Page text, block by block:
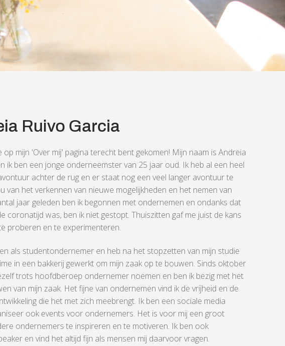
Ruivo Garcia
op mijn 'Over mij' pagina terecht bent gekomen! Mijn naam is Andreia
ik ben een jonge onderneemster van 25 jaar oud. Ik heb al een heel
achter de rug en er staat nog een veel langer avontuur te
van het verkennen van nieuwe mogelijkheden en het nemen van
jaar geleden ben ik begonnen met ondernemen en ondanks dat
coronatijd was, ben ik niet gestopt. Thuiszitten gaf me juist de kans
proberen en te experimenteren.
als studentondernemer en heb na het stopzetten van mijn studie
in een bakkerij gewerkt om mijn zaak op te bouwen. Sinds oktober
trots hoofdberoep ondernemer noemen en ben ik bezig met het
van mijn zaak. Het fijne van ondernemen vind ik de vrijheid en de
die het met zich meebrengt. Ik ben een sociale media
ook events voor ondernemers. Het is voor mij een groot
ondernemers te inspireren en te motiveren. Ik ben ook
en vind het altijd fijn als mensen mij daarvoor vragen.